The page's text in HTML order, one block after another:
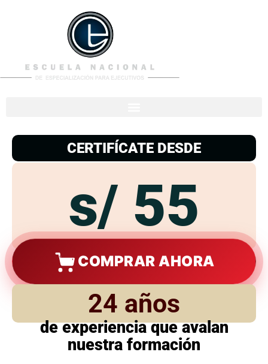
CERTIFÍCATE DESDE
s/ 55
COMPRAR AHORA
24 años
de experiencia que avalan
nuestra formación